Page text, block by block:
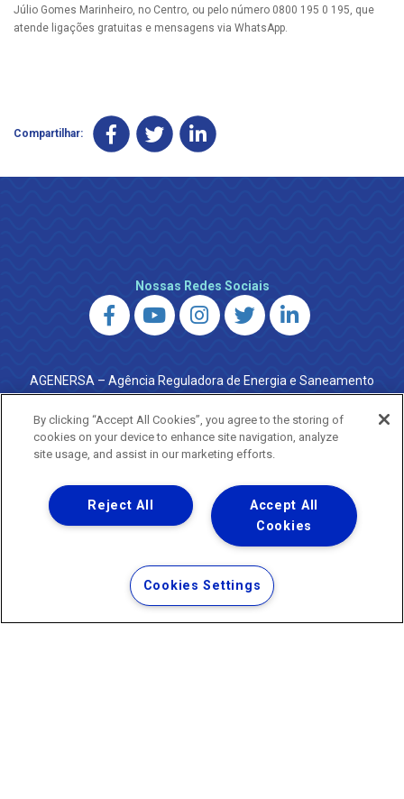
Júlio Gomes Marinheiro, no Centro, ou pelo número 0800 195 0 195, que
atende ligações gratuitas e mensagens via WhatsApp.
Compartilhar:
Nossas Redes Sociais
AGENERSA – Agência Reguladora de Energia e Saneamento
do Estado do Rio de Janeiro
0800 024 9040 · (21) 2332-6457 (WhatsApp) ·
ouvidoria@agenersa.rj.gov.br/ouvidoria.agenersa@gmail.com
·http://www.agenersa.rj.gov.br
Uma empresa
Copyright ® 2026 - Todos os Direitos Reservados.
Termos Gerais de Uso de Sites e Aplicativos
Política de Privacidade e Proteção de Dados
By clicking “Accept All Cookies”, you agree to the storing of
cookies on your device to enhance site navigation, analyze
site usage, and assist in our marketing efforts.
Accept All
Cookies
Reject All
Cookies Settings